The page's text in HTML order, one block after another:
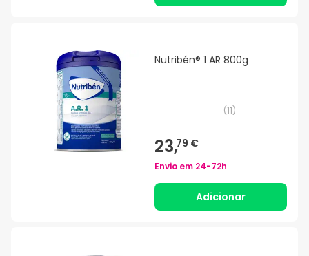
Nutribén® 1 AR 800g
(11)
23,79 €
Envio em 24-72h
Adicionar